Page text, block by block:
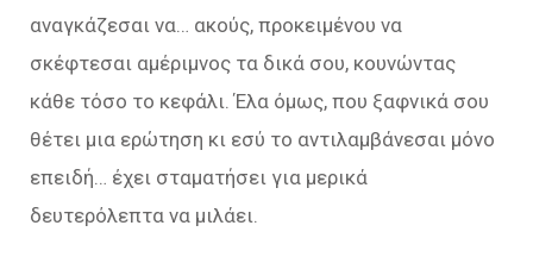
αναγκάζεσαι να… ακούς, προκειμένου να
σκέφτεσαι αμέριμνος τα δικά σου, κουνώντας
κάθε τόσο το κεφάλι. Έλα όμως, που ξαφνικά σου
θέτει μια ερώτηση κι εσύ το αντιλαμβάνεσαι μόνο
επειδή… έχει σταματήσει για μερικά
δευτερόλεπτα να μιλάει.